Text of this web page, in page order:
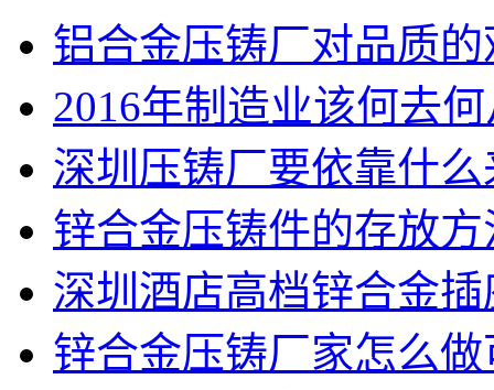
铝合金压铸厂对品质的
2016年制造业该何去
深圳压铸厂要依靠什
锌合金压铸件的存放方
深圳酒店高档锌合金
锌合金压铸厂家怎么